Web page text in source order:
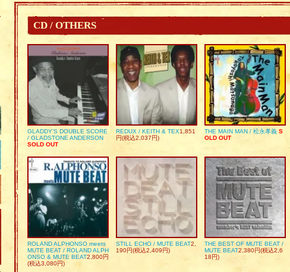
CD / OTHERS
GLADDY’S DOUBLE SCORE
/ GLADSTONE ANDERSON
SOLD OUT
REDUX / KEITH & TEX1,851
円(税込2,037円)
THE MAIN MAN / 松永孝義 S
OLD OUT
ROLAND ALPHONSO meets
MUTE BEAT / ROLAND ALPH
ONSO & MUTE BEAT2,800円
(税込3,080円)
STILL ECHO / MUTE BEAT2,
190円(税込2,409円)
THE BEST OF MUTE BEAT /
MUTE BEAT2,380円(税込2,6
18円)